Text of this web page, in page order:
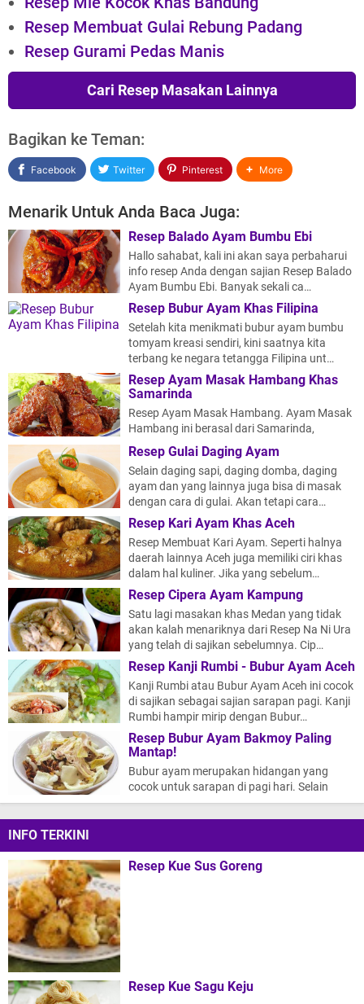
Resep Membuat Gulai Rebung Padang
Resep Gurami Pedas Manis
Cari Resep Masakan Lainnya
Bagikan ke Teman:
Facebook Twitter Pinterest More
Menarik Untuk Anda Baca Juga:
Resep Balado Ayam Bumbu Ebi
Hallo sahabat, kali ini akan saya perbaharui
info resep Anda dengan sajian Resep Balado
Ayam Bumbu Ebi. Banyak sekali ca…
Resep Bubur Ayam Khas Filipina
Setelah kita menikmati bubur ayam bumbu
tomyam kreasi sendiri, kini saatnya kita
terbang ke negara tetangga Filipina unt…
Resep Ayam Masak Hambang Khas
Samarinda
Resep Ayam Masak Hambang. Ayam Masak
Hambang ini berasal dari Samarinda,
Kalimantan Selatan. Walaupun terbilang
sederhan…
Resep Gulai Daging Ayam
Selain daging sapi, daging domba, daging
ayam dan yang lainnya juga bisa di masak
dengan cara di gulai. Akan tetapi cara…
Resep Kari Ayam Khas Aceh
Resep Membuat Kari Ayam. Seperti halnya
daerah lainnya Aceh juga memiliki ciri khas
dalam hal kuliner. Jika yang sebelum…
Resep Cipera Ayam Kampung
Satu lagi masakan khas Medan yang tidak
akan kalah menariknya dari Resep Na Ni Ura
yang telah di sajikan sebelumnya. Cip…
Resep Kanji Rumbi - Bubur Ayam Aceh
Kanji Rumbi atau Bubur Ayam Aceh ini cocok
di sajikan sebagai sajian sarapan pagi. Kanji
Rumbi hampir mirip dengan Bubur…
Resep Bubur Ayam Bakmoy Paling
Mantap!
Bubur ayam merupakan hidangan yang
cocok untuk sarapan di pagi hari. Selain
mudah dicerna, bubur ayam juga
mengandung nu…
INFO TERKINI
Resep Kue Sus Goreng
Resep Kue Sagu Keju